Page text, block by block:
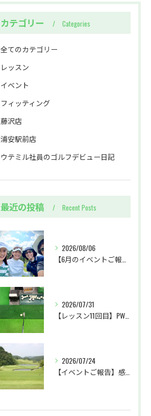
カテゴリー Categories
全てのカテゴリー
レッスン
イベント
フィッティング
藤沢店
浦安駅前店
ウテミル社員のゴルフデビュー日記
最近の投稿 Recent Posts
2026/08/06
【6月のイベントご報告 by リサオコーチ】
2026/07/31
【レッスン11回目】PW・SWクラブの使い分け＆パターに初挑戦
2026/07/24
【イベントご報告】感動のホールインワン達成！ラウンドレッスン＠ベルセルバカントリークラブ市原コース